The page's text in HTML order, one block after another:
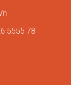
5555 78